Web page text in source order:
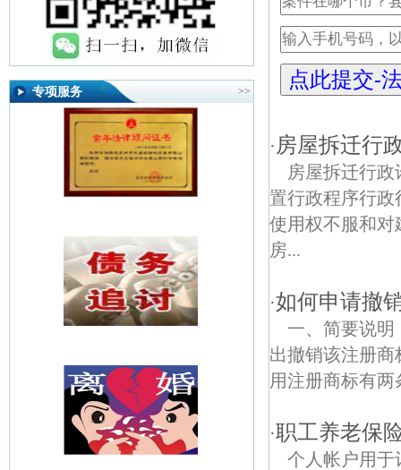
专项服务 >>
· 房屋拆迁行
房屋拆迁行
置行政程序行政
使用权不服和对
房...
·如何申请撤
一、简要说
出撤销该注册
用注册商标有
·职工养老保
个人帐户用于